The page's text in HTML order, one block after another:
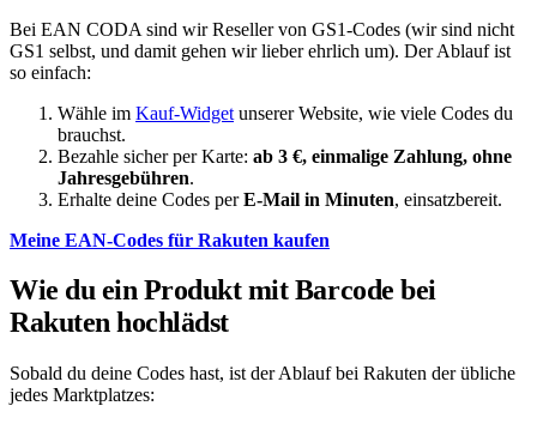
Bei EAN CODA sind wir Reseller von GS1-Codes (wir sind nicht
GS1 selbst, und damit gehen wir lieber ehrlich um). Der Ablauf ist
so einfach:
Wähle im Kauf-Widget unserer Website, wie viele Codes du
brauchst.
Bezahle sicher per Karte: ab 3 €, einmalige Zahlung, ohne
Jahresgebühren.
Erhalte deine Codes perE-Mail in Minuten, einsatzbereit.
Meine EAN-Codes für Rakuten kaufen
Wie du ein Produkt mit Barcode bei
Rakuten hochlädst
Sobald du deine Codes hast, ist der Ablauf bei Rakuten der übliche
jedes Marktplatzes: